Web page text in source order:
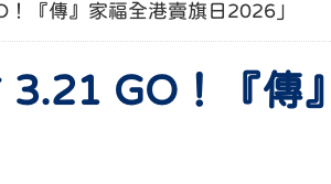
『傳』家福全港賣旗日2026」
GO！『傳